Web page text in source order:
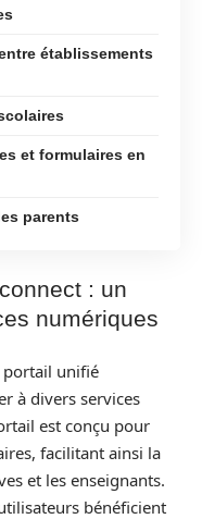
établissements
et formulaires en
parents
: un
numériques
portail unifié
à divers services
est conçu pour
facilitant ainsi la
et les enseignants.
bénéficient